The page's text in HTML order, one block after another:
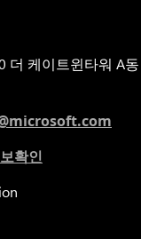
더 케이트윈타워 A동
확인